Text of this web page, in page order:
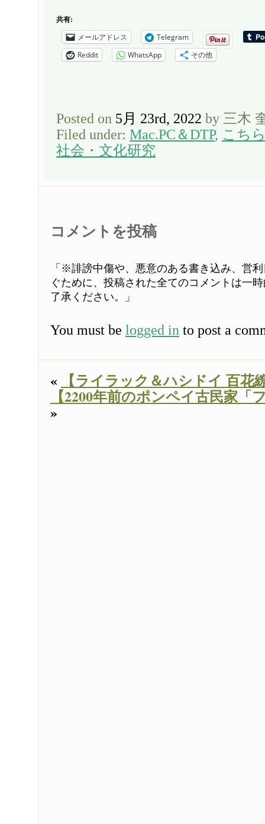
共有:
メールアドレス
Telegram
Reddit
WhatsApp その他
Posted on 5月 23rd, 2022 by 三木
Filed under: Mac.PC＆DTP, こち
社会・文化研究
コメントを投稿
「※誹謗中傷や、悪意のある書き込み、営
ぐために、投稿された全てのコメントは一
了承ください。」
You must be logged in to post a
« 【ライラック＆ハシドイ 百花
【2200年前のポンペイ古民家「
»